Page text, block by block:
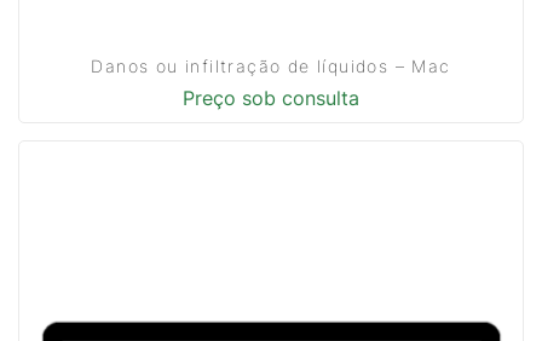
Danos ou infiltração de líquidos – Mac
Preço sob consulta